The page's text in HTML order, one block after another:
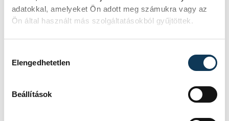
adatokkal, amelyeket Ön adott meg számukra vagy az
Ön által használt más szolgáltatásokból gyűjtöttek.
Elengedhetetlen
Beállítások
vehir.hu